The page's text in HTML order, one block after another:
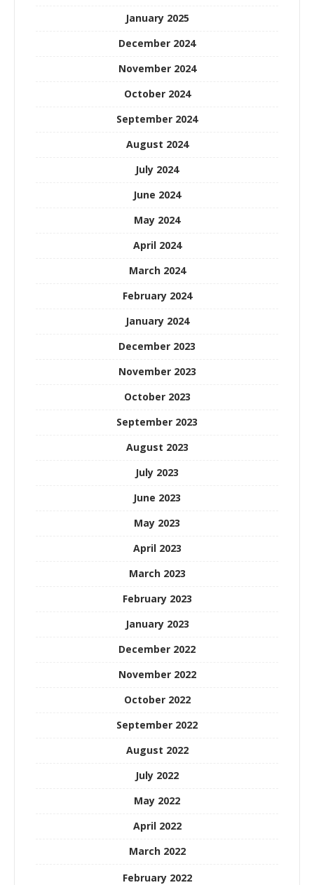
January 2025
December 2024
November 2024
October 2024
September 2024
August 2024
July 2024
June 2024
May 2024
April 2024
March 2024
February 2024
January 2024
December 2023
November 2023
October 2023
September 2023
August 2023
July 2023
June 2023
May 2023
April 2023
March 2023
February 2023
January 2023
December 2022
November 2022
October 2022
September 2022
August 2022
July 2022
May 2022
April 2022
March 2022
February 2022